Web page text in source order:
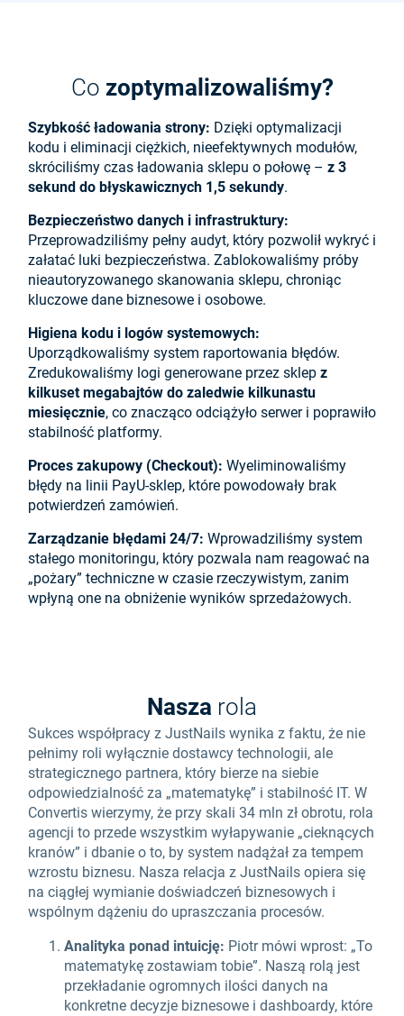
Co zoptymalizowaliśmy?
Szybkość ładowania strony: Dzięki optymalizacji
kodu i eliminacji ciężkich, nieefektywnych modułów,
skróciliśmy czas ładowania sklepu o połowę – z 3
sekund do błyskawicznych 1,5 sekundy.
Bezpieczeństwo danych i infrastruktury:
Przeprowadziliśmy pełny audyt, który pozwolił wykryć i
załatać luki bezpieczeństwa. Zablokowaliśmy próby
nieautoryzowanego skanowania sklepu, chroniąc
kluczowe dane biznesowe i osobowe.
Higiena kodu i logów systemowych:
Uporządkowaliśmy system raportowania błędów.
Zredukowaliśmy logi generowane przez sklep z
kilkuset megabajtów do zaledwie kilkunastu
miesięcznie, co znacząco odciążyło serwer i poprawiło
stabilność platformy.
Proces zakupowy (Checkout): Wyeliminowaliśmy
błędy na linii PayU-sklep, które powodowały brak
potwierdzeń zamówień.
Zarządzanie błędami 24/7: Wprowadziliśmy system
stałego monitoringu, który pozwala nam reagować na
„pożary” techniczne w czasie rzeczywistym, zanim
wpłyną one na obniżenie wyników sprzedażowych.
Nasza rola
Sukces współpracy z JustNails wynika z faktu, że nie
pełnimy roli wyłącznie dostawcy technologii, ale
strategicznego partnera, który bierze na siebie
odpowiedzialność za „matematykę” i stabilność IT. W
Convertis wierzymy, że przy skali 34 mln zł obrotu, rola
agencji to przede wszystkim wyłapywanie „cieknących
kranów” i dbanie o to, by system nadążał za tempem
wzrostu biznesu. Nasza relacja z JustNails opiera się
na ciągłej wymianie doświadczeń biznesowych i
wspólnym dążeniu do upraszczania procesów.
Analityka ponad intuicję: Piotr mówi wprost: „To
matematykę zostawiam tobie”. Naszą rolą jest
przekładanie ogromnych ilości danych na
konkretne decyzje biznesowe i dashboardy, które